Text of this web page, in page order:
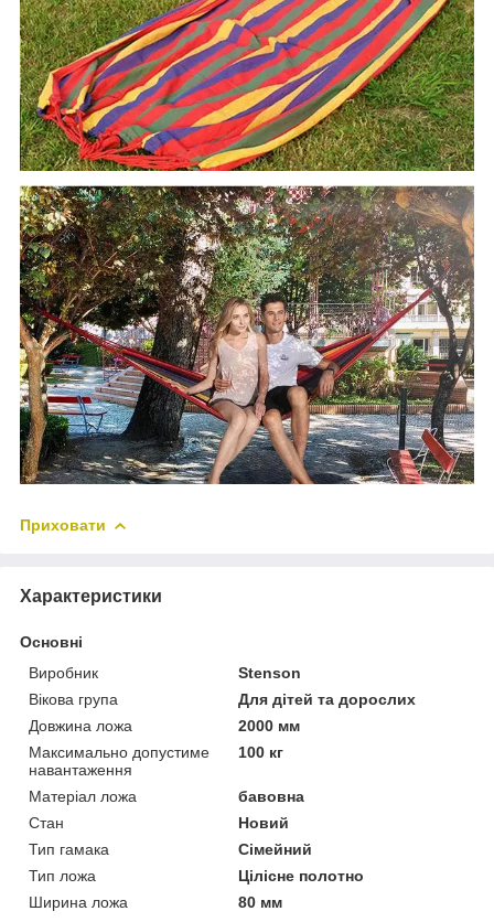
Приховати
Характеристики
Основні
Виробник
Stenson
Вікова група
Для дітей та дорослих
Довжина ложа
2000 мм
Максимально допустиме
навантаження
100 кг
Матеріал ложа
бавовна
Стан
Новий
Тип гамака
Сімейний
Тип ложа
Цілісне полотно
Ширина ложа
80 мм